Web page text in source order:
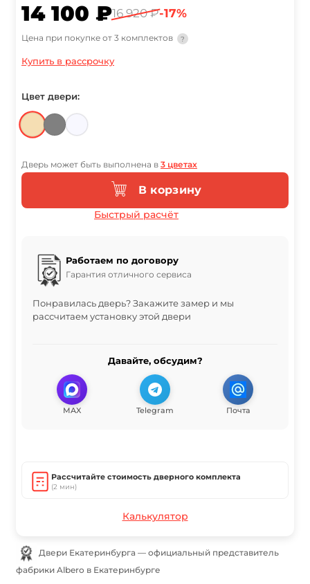
14 100 ₽16 920 ₽-17%
Цена при покупке от 3 комплектов ?
Купить в рассрочку
Цвет двери:
Дверь может быть выполнена в 3 цветах
В корзину
Быстрый расчёт
Работаем по договору
Гарантия отличного сервиса
Понравилась дверь? Закажите замер и мы
рассчитаем установку этой двери
Давайте, обсудим?
MAX Telegram Почта
Рассчитайте стоимость дверного комплекта
(2 мин)
Калькулятор
фабрики Albero в Екатеринбурге